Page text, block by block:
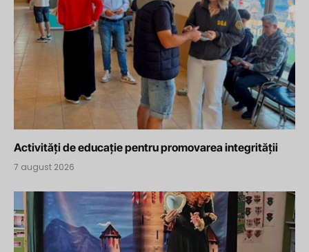
Activități de educație pentru promovarea integrității
7 august 2026